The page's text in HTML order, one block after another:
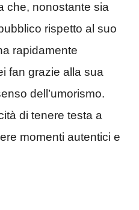
che, nonostante sia
rispetto al suo
rapidamente
fan grazie alla sua
dell’umorismo.
di tenere testa a
momenti autentici e